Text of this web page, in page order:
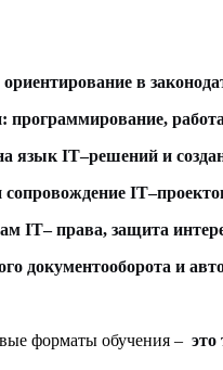
в
язык IT–решений и
IT– права, защита
документооборота и
форматы обучения – это